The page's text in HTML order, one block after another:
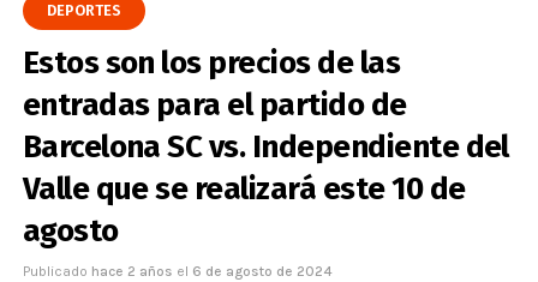
DEPORTES
Estos son los precios de las
entradas para el partido de
Barcelona SC vs. Independiente del
Valle que se realizará este 10 de
agosto
Publicado hace 2 años el 6 de agosto de 2024